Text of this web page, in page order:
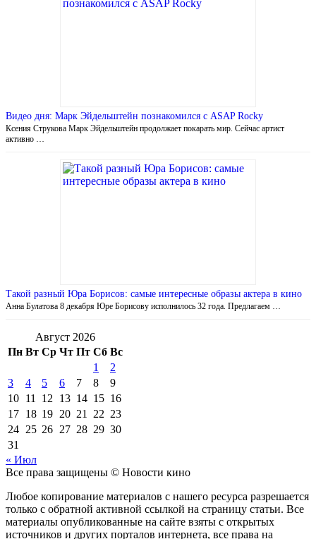
Видео дня: Марк Эйдельштейн познакомился с ASAP Rocky
Ксения Струкова Марк Эйдельштейн продолжает покарать мир. Сейчас артист
активно …
Такой разный Юра Борисов: самые интересные образы актера в кино
Анна Булатова 8 декабря Юре Борисову исполнилось 32 года. Предлагаем …
Август 2026
Пн Вт Ср Чт Пт Сб Вс
1
2
3
4 5 6 7 8
9
10 11 12 13 14 15 16
17 18 19 20 21 22 23
24 25 26 27 28 29 30
31
« Июл
Все права защищены © Новости кино
Любое копирование материалов с нашего ресурса разрешается
только с обратной активной ссылкой на страницу статьи. Все
материалы опубликованные на сайте взяты с открытых
источников и других порталов интернета, все права на